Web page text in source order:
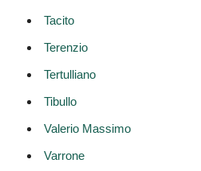
Tacito
Terenzio
Tertulliano
Tibullo
Valerio Massimo
Varrone